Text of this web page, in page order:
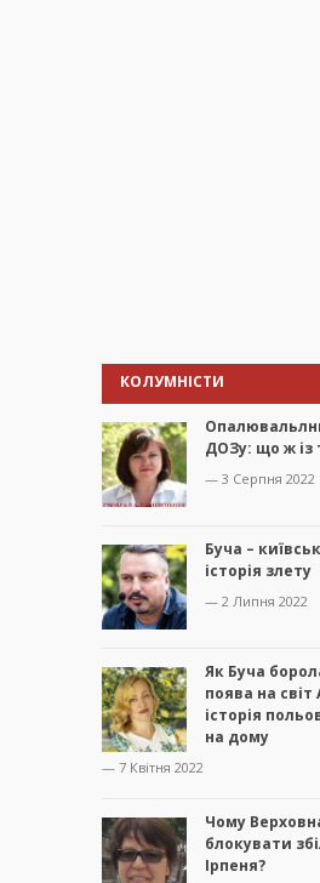
КОЛУМНІСТИ
ДОЗу: що ж із
— 3 Серпня 2022
Буча –
історія злету
— 2 Липня 2022
Як Буча
поява на світ
історія
на дому
— 7 Квітня 2022
Чому
блокувати
Ірпеня?